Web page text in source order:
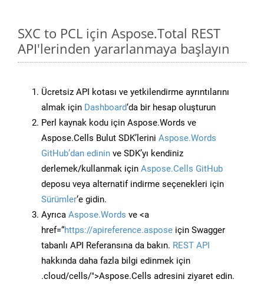
SXC to PCL için Aspose.Total REST
API'lerinden yararlanmaya başlayın
Ücretsiz API kotası ve yetkilendirme ayrıntılarını
almak için Dashboard‘da bir hesap oluşturun
Perl kaynak kodu için Aspose.Words ve
Aspose.Cells Bulut SDK’lerini Aspose.Words
GitHub’dan edinin ve SDK’yı kendiniz
derlemek/kullanmak için Aspose.Cells GitHub
deposu veya alternatif indirme seçenekleri için
Sürümler‘e gidin.
Ayrıca Aspose.Words ve <a
href=“https://apireference.aspose için Swagger
tabanlı API Referansına da bakın. REST API
hakkında daha fazla bilgi edinmek için
.cloud/cells/">Aspose.Cells adresini ziyaret edin.